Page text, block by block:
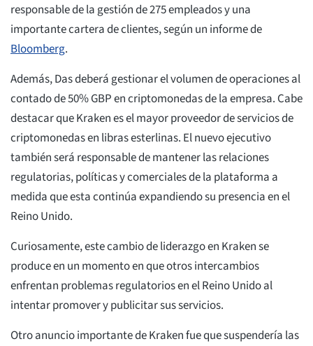
responsable de la gestión de 275 empleados y una
importante cartera de clientes, según un informe de
Bloomberg.
Además, Das deberá gestionar el volumen de operaciones al
contado de 50% GBP en criptomonedas de la empresa. Cabe
destacar que Kraken es el mayor proveedor de servicios de
criptomonedas en libras esterlinas. El nuevo ejecutivo
también será responsable de mantener las relaciones
regulatorias, políticas y comerciales de la plataforma a
medida que esta continúa expandiendo su presencia en el
Reino Unido.
Curiosamente, este cambio de liderazgo en Kraken se
produce en un momento en que otros intercambios
enfrentan problemas regulatorios en el Reino Unido al
intentar promover y publicitar sus servicios.
Otro anuncio importante de Kraken fue que suspendería las